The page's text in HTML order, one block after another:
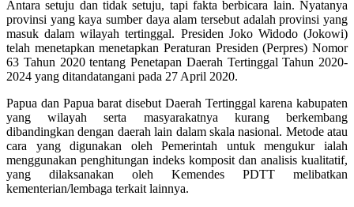
Antara setuju dan tidak setuju, tapi fakta berbicara lain. Nyatanya
provinsi yang kaya sumber daya alam tersebut adalah provinsi yang
masuk dalam wilayah tertinggal. Presiden Joko Widodo (Jokowi)
telah menetapkan menetapkan Peraturan Presiden (Perpres) Nomor
63 Tahun 2020 tentang Penetapan Daerah Tertinggal Tahun 2020-
2024 yang ditandatangani pada 27 April 2020.
Papua dan Papua barat disebut Daerah Tertinggal karena kabupaten
yang wilayah serta masyarakatnya kurang berkembang
dibandingkan dengan daerah lain dalam skala nasional. Metode atau
cara yang digunakan oleh Pemerintah untuk mengukur ialah
menggunakan penghitungan indeks komposit dan analisis kualitatif,
yang dilaksanakan oleh Kemendes PDTT melibatkan
kementerian/lembaga terkait lainnya.